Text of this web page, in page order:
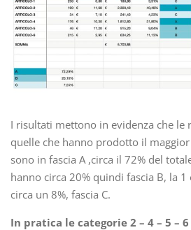
I risultati mettono in evidenza che le
quelle che hanno prodotto il
sono in fascia A ,circa il 72% del
hanno circa 20% quindi fascia B, la
circa un 8%, fascia C.
In pratica le categorie 2 – 4 – 5 –